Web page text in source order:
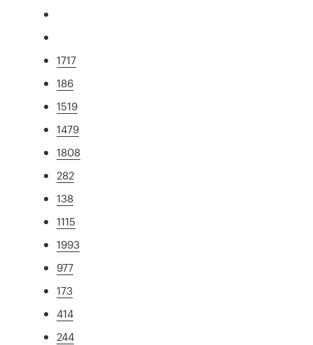
1717
186
1519
1479
1808
282
138
1115
1993
977
173
414
244